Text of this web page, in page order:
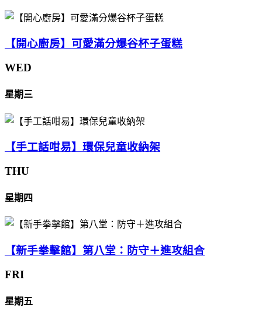
【開心廚房】可愛滿分爆谷杯子蛋糕
WED
星期三
【手工話咁易】環保兒童收納架
THU
星期四
【新手拳擊館】第八堂：防守＋進攻組合
FRI
星期五